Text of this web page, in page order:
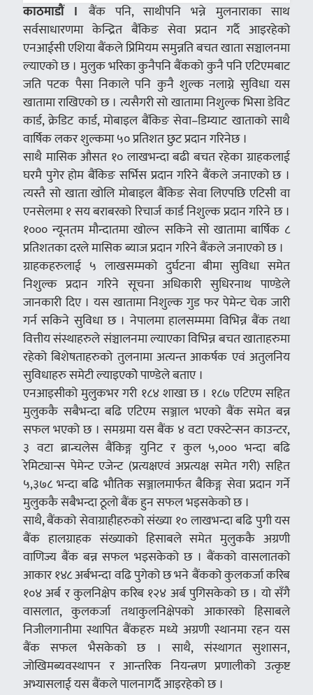
काठमाडौं । बैंक पनि, साथीपनि भन्ने मुलनाराका साथ
सर्वसाधारणमा केन्द्रित बैंकिङ सेवा प्रदान गर्दै आइरहेको
एनआईसी एशिया बैंकले प्रिमियम समुन्नति बचत खाता सञ्चालनमा
ल्याएको छ । मुलुक भरिका कुनैपनि बैंकको कुनै पनि एटिएमबाट
जति पटक पैसा निकाले पनि कुनै शुल्क नलाग्ने सुविधा यस
खातामा राखिएको छ । त्यसैगरी सो खातामा निशुल्क भिसा डेविट
कार्ड, क्रेडिट कार्ड, मोबाइल बैंकिङ सेवा–डिम्याट खाताको साथै
वार्षिक लकर शुल्कमा ५० प्रतिशत छुट प्रदान गरिनेछ ।
साथै मासिक औसत १० लाखभन्दा बढी बचत रहेका ग्राहकलाई
घरमै पुगेर होम बैंकिङ सर्भिस प्रदान गरिने बैंकले जनाएको छ ।
त्यस्तै सो खाता खोलि मोबाइल बैंकिङ सेवा लिएपछि एटिसी वा
एनसेलमा १ सय बराबरको रिचार्ज कार्ड निशुल्क प्रदान गरिने छ ।
१००० न्यूनतम मौन्दातमा खोल्न सकिने सो खातामा बार्षिक ८
प्रतिशतका दरले मासिक ब्याज प्रदान गरिने बैंकले जनाएको छ ।
ग्राहकहरुलाई ५ लाखसम्मको दुर्घटना बीमा सुविधा समेत
निशुल्क प्रदान गरिने सूचना अधिकारी सुधिरनाथ पाण्डेले
जानकारी दिए । यस खातामा निशुल्क गुड फर पेमेन्ट चेक जारी
गर्न सकिने सुविधा छ । नेपालमा हालसम्ममा विभिन्न बैंक तथा
वित्तीय संस्थाहरुले संञ्चालनमा ल्याएका विभिन्न बचत खाताहरुमा
रहेको बिशेषताहरुको तुलनामा अत्यन्त आकर्षक एवं अतुलनिय
सुविधाहरु समेटी ल्याइएकोे पाण्डेले बताए ।
एनआइसीको मुलुकभर गरी १८४ शाखा छ । १८७ एटिएम सहित
मुलुककै सबैभन्दा बढि एटिएम सञ्जाल भएको बैंक समेत बन्न
सफल भएको छ । समग्रमा यस बैंक ४ वटा एक्स्टेन्सन काउन्टर,
३ वटा ब्रान्चलेस बैंकिङ्ग युनिट र कुल ५,००० भन्दा बढि
रेमिट्यान्स पेमेन्ट एजेन्ट (प्रत्यक्षएवं अप्रत्यक्ष समेत गरी) सहित
५,३७८ भन्दा बढि भौतिक सञ्जालमार्फत बैकिङ्ग सेवा प्रदान गर्ने
मुलुककै सबैभन्दा ठूलो बैंक हुन सफल भइसकेको छ ।
साथै, बैंकको सेवाग्राहीहरुको संख्या १० लाखभन्दा बढि पुगी यस
बैंक हालग्राहक संख्याको हिसाबले समेत मुलुककै अग्रणी
वाणिज्य बैंक बन्न सफल भइसकेको छ । बैंकको वासलातको
आकार १४८ अर्बभन्दा वढि पुगेको छ भने बैंकको कुलकर्जा करिब
१०४ अर्ब र कुलनिक्षेप करिब १२४ अर्ब पुगिसकेको छ । यो सँगै
वासलात, कुलकर्जा तथाकुलनिक्षेपको आकारको हिसाबले
निजीलगानीमा स्थापित बैंकहरु मध्ये अग्रणी स्थानमा रहन यस
बैंक सफल भैसकेको छ । साथै, संस्थागत सुशासन,
जोखिमब्यवस्थापन र आन्तरिक नियन्त्रण प्रणालीको उत्कृष्ट
अभ्यासलाई यस बैंकले पालनागर्दै आइरहेको छ ।